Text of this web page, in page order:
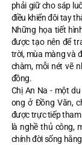
phải giữ cho sáp
điều khiển đôi tay
Những họa tiết
được tạo nên để
trời, mùa màng và
chàm, mỗi nét vẽ
đồng.
Chị An Na - một
ong ở Đồng Văn,
được trực tiếp tham
là nghề thủ công,
chính đời sống